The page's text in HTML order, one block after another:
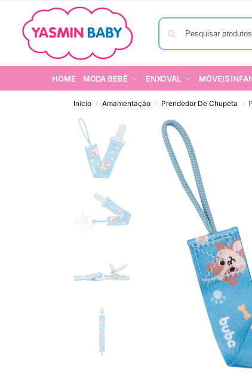
HOME MODA BEBÊ ENXOVAL MÓVEIS
Início / Amamentação / Prendedor De Chupeta /